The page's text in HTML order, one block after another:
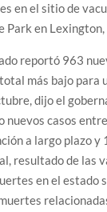
en el sitio de
Park en Lexington,
reportó 963
más bajo para
dijo el
nuevos casos
a largo plazo y
resultado de las
en el estado